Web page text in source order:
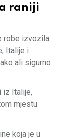
raniji
robe izvozila
Italije i
ali sigurno
iz Italije,
mjestu.
koja je u